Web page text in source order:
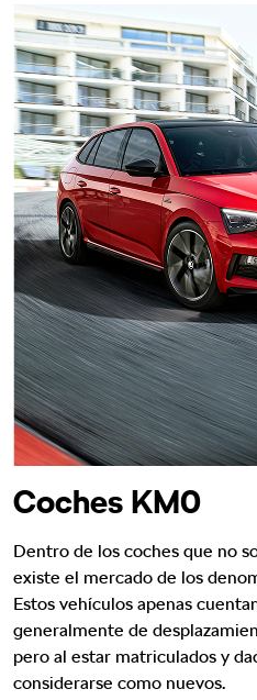
Coches KM0
Dentro de los coches que no
existe el mercado de los
Estos vehículos apenas
generalmente de
pero al estar matriculados y
considerarse como nuevos.